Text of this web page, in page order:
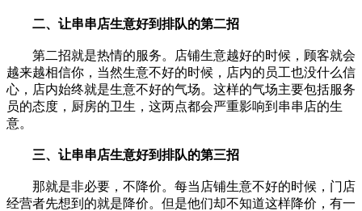
二、让串串店生意好到排队的第二招
第二招就是热情的服务。店铺生意越好的时候，顾客就会
越来越相信你，当然生意不好的时候，店内的员工也没什么信
心，店内始终就是生意不好的气场。这样的气场主要包括服务
员的态度，厨房的卫生，这两点都会严重影响到串串店的生
意。
三、让串串店生意好到排队的第三招
那就是非必要，不降价。每当店铺生意不好的时候，门店
经营者先想到的就是降价。但是他们却不知道这样降价，有一